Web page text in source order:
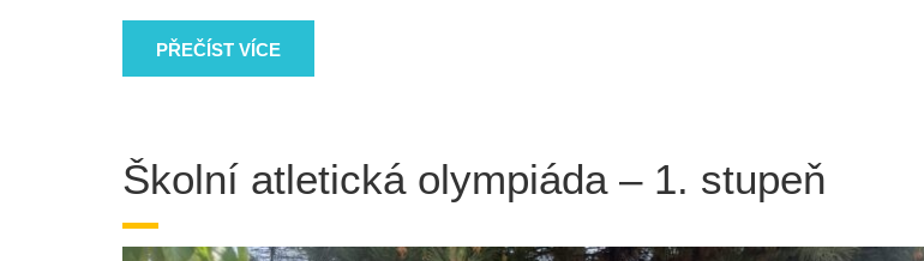
PŘEČÍST VÍCE
Školní atletická olympiáda – 1. stupeň